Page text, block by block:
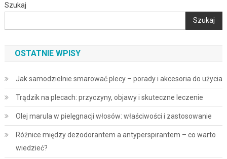
Szukaj
Szukaj
OSTATNIE WPISY
Jak samodzielnie smarować plecy – porady i akcesoria do użycia
Trądzik na plecach: przyczyny, objawy i skuteczne leczenie
Olej marula w pielęgnacji włosów: właściwości i zastosowanie
Różnice między dezodorantem a antyperspirantem – co warto
wiedzieć?